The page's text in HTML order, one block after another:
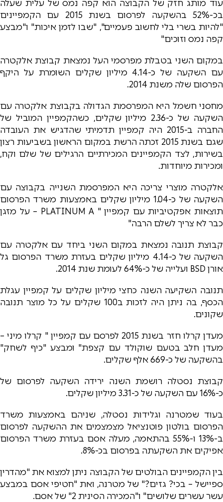
עוד מותג חזק של הקבוצה הוא קפה נמס של עלית שעלה
בכ-52% בהשקעה לפרסום בשנת 2015 עם הקמפיינים
"להיות בשרי בלי לחשוב פעמיים", "שבו לזמן איכות" ו"מבצע
קפה נמס וזוכים"
במקום השני בטבלת מפרסמי העל נמצאת קבוצת אלקטרה
עם השקעה של כ-4.14 מיליון שקלים השומרת על היקף
הפרסום שלה משנת 2014.
מחסני חשמל היא המפרסמת הגדולה בקבוצת אלקטרה עם
השקעה של כ-2.36 מיליון שקלים, כשהקמפיין המוביל של
החברה ב-2015 היה קמפיין תדמיתי שהדגיש את העובדה
שגם בשנת 2015 זכתה הרשת במקום הראשון בשביעות רצון
בשירות, לצד הקמפיינים המכירתיים הרגילים של שלם וקח,
ומכירות מיוחדות.
אלקטרה מוצרי צריכה היא המפרסמת השנייה בקבוצה עם
השקעה של כ-1.04 מיליון שקלים באמצעות משרד הפרסום
תוצאות אפקטיביות עם קמפיין " PLATINUM A – על מזגן
כבר לא צריך לשלם הרבה"
קבוצת תנובה נמצאת במקום השני ביחד עם אלקטרה עם
השקעה של כ-4.14 מיליון שקלים בעזרת משרד הפרסום גל
אורן BSD ועלייה של כ-64% לעומת שנת 2014.
תנובה השקיעה השנה כחצי מיליון שקלים על קמפיין עגלת
הכסף, בה ניתן היה לזכות ב100 שקלים על כל מוצר תנובה
שקונים.
מעדן קרלו חזר בשנת 2015 לפרסם עם קמפיין " קרלו מיני –
מעדן חלב בטעם שוקולד עם קצפת" ומבצע "כיף לשחק"
בהשקעה של כ-669 אלף שקלים.
קבוצת נסטלה רושמת השנה ירידה השקעה לפרסום של
כ-16% עם השקעה של כ-3.31 מיליון שקלים.
בעוד שמטרנה וגלידות נסטלה, שניהם באמצעות משרד
הפרסום בולטון פוטנציאל מצמצמים את ההשקעה לפרסום
ב-13% ו-55% בהתאמה, מעלה אסם בעזרת משרד הפרסום
אפיקים את השקעתה בפרסום בכ-8%.
בין הקמפיינים הבולטים של הקבוצה ניתן למצוא את "מהדרין
ספיישל – בכי? גזים?" של מטרנה, ואת "חטיפי אסם במבצע
עשר עשרים שלושים" ו"המכירה הסינית 2" של אסם.